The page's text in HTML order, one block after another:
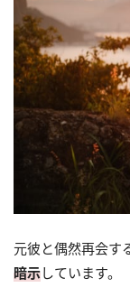
元彼と偶然再会す
暗示しています。